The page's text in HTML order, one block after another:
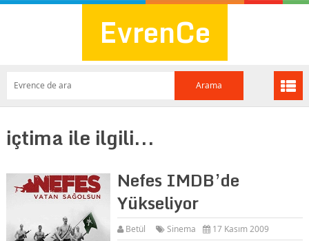
EvrenCe
içtima ile ilgili...
Nefes IMDB’de
Yükseliyor
Betül Sinema 17 Kasım 2009